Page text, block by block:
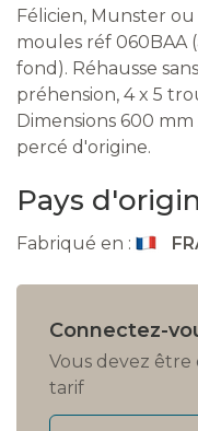
Félicien, Munster
moules réf 060BAA
fond). Réhausse
préhension, 4 x 5
Dimensions 600
percé d'origine.
Pays
Fabriqué en :
Connectez-
Vous devez
tarif